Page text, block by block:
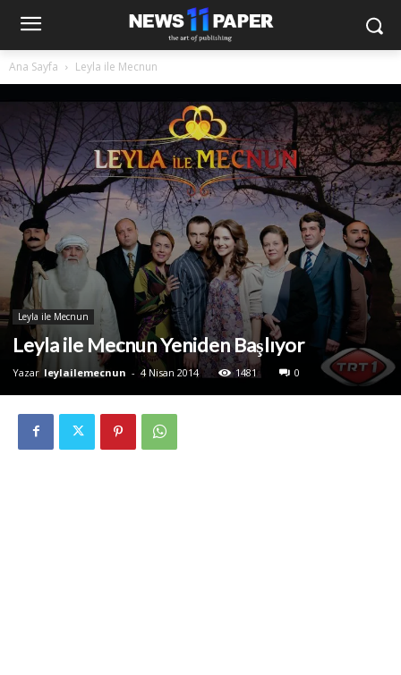
Ana Sayfa Leyla ile Mecnun
Leyla ile Mecnun
Leyla ile Mecnun Yeniden Başlıyor
Yazar leylailemecnun - 4 Nisan 2014 1481 0